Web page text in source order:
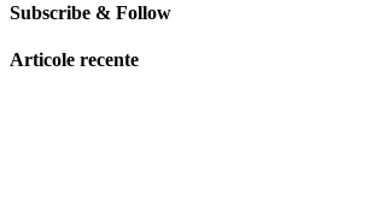
Subscribe & Follow
Articole recente